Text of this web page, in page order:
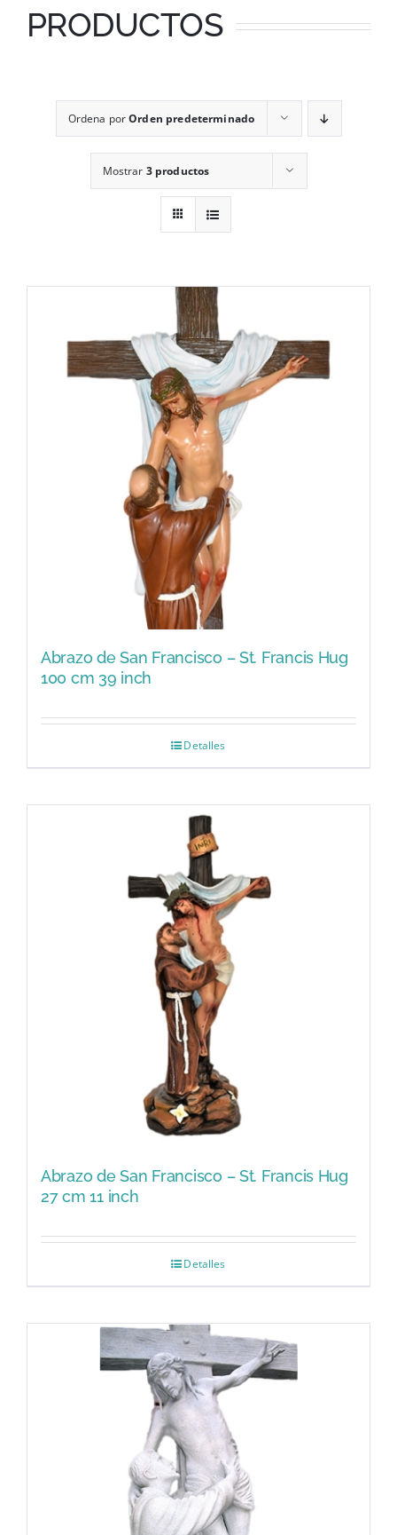
PRODUCTOS
Ordena porOrden predeterminado
Mostrar 3 productos
Abrazo de San Francisco – St. Francis Hug
100 cm 39 inch
Detalles
Abrazo de San Francisco – St. Francis Hug
27 cm 11 inch
Detalles